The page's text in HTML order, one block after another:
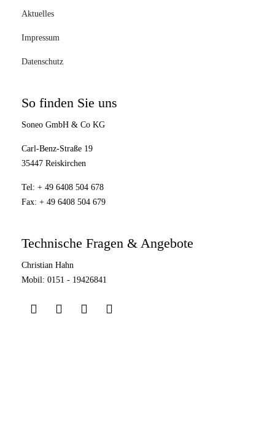
Aktuelles
Impressum
Datenschutz
So finden Sie uns
Soneo GmbH & Co KG
Carl-Benz-Straße 19
35447 Reiskirchen
Tel: + 49 6408 504 678
Fax: + 49 6408 504 679
Technische Fragen & Angebote
Christian Hahn
Mobil: 0151 - 19426841